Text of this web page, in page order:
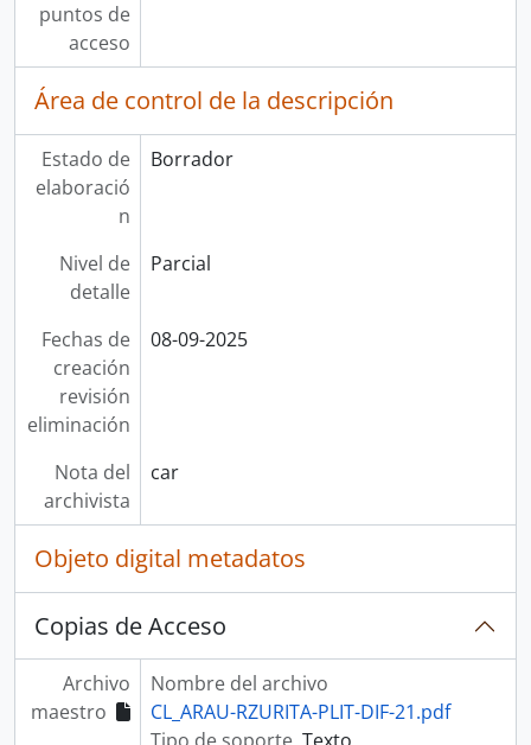
puntos de
acceso
Área de control de la descripción
Estado de
elaboració
n
Borrador
Nivel de
detalle
Parcial
Fechas de
creación
revisión
eliminación
08-09-2025
Nota del
archivista
car
Objeto digital metadatos
Copias de Acceso
Archivo
maestro
Nombre del archivo
CL_ARAU-RZURITA-PLIT-DIF-21.pdf